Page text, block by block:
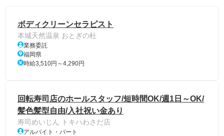
ボディクリーンセラピスト
本城天然温泉 おとぎの杜
業務委託
福岡県
時給3,510円～4,290円
回転寿司店のホールスタッフ/短時間OK/週1日～OK/
髪色髪型自由/入社祝い金あり
寿司めいじん トキハわさだ店
アルバイト・パート